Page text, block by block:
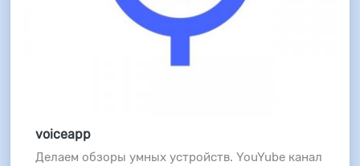
voiceapp
Делаем обзоры умных устройств. YouYube канал